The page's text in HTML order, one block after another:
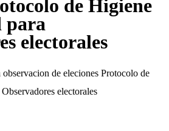
de Higiene
para
electorales
de eleciones Protocolo de
electorales